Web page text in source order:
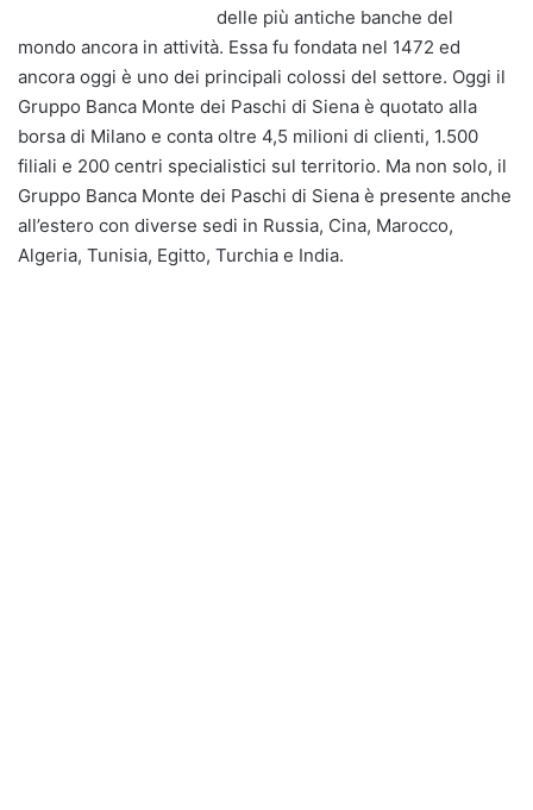
delle più antiche banche del
mondo ancora in attività. Essa fu fondata nel 1472 ed
ancora oggi è uno dei principali colossi del settore. Oggi il
Gruppo Banca Monte dei Paschi di Siena è quotato alla
borsa di Milano e conta oltre 4,5 milioni di clienti, 1.500
filiali e 200 centri specialistici sul territorio. Ma non solo, il
Gruppo Banca Monte dei Paschi di Siena è presente anche
all’estero con diverse sedi in Russia, Cina, Marocco,
Algeria, Tunisia, Egitto, Turchia e India.